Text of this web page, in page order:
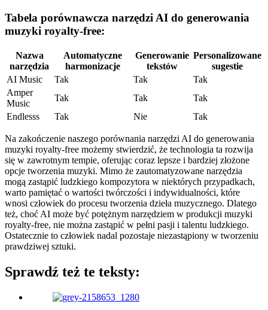
Tabela porównawcza narzędzi AI do generowania
muzyki royalty-free:
Nazwa
narzędzia
Automatyczne
harmonizacje
Generowanie
tekstów
Personalizowane
sugestie
AI Music
Tak Tak
Tak
Amper
Music
Tak Tak
Tak
Endlesss
Tak Nie Tak
Na zakończenie naszego porównania narzędzi AI do generowania
muzyki royalty-free możemy stwierdzić, że technologia ta rozwija
się w zawrotnym tempie, oferując coraz lepsze i bardziej złożone
opcje tworzenia muzyki. Mimo że zautomatyzowane narzędzia
mogą zastąpić ludzkiego kompozytora w niektórych przypadkach,
warto pamiętać o wartości twórczości i indywidualności, które
wnosi człowiek do procesu tworzenia dzieła muzycznego. Dlatego
też, choć AI może być potężnym narzędziem w produkcji muzyki
royalty-free, nie można zastąpić w pełni pasji i talentu ludzkiego.
Ostatecznie to człowiek nadal pozostaje niezastąpiony w tworzeniu
prawdziwej sztuki.
Sprawdź też te teksty: